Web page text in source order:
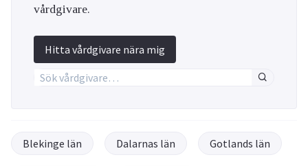
vårdgivare.
Hitta vårdgivare nära mig
Blekinge län Dalarnas län Gotlands län